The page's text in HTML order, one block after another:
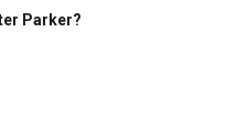
Parker?